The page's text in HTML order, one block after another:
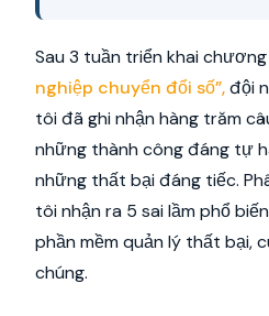
Sau 3 tuần triển khai
nghiệp chuyển đổi số”,đội
tôi đã ghi nhận hàng trăm
những thành công đáng tự
những thất bại đáng tiếc.
tôi nhận ra 5 sai lầm phổ
phần mềm quản lý thất bại,
chúng.